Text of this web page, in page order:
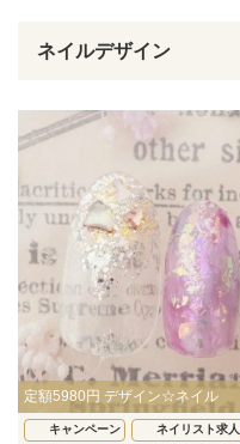
ネイルデザイン
定額5980円 デザイン☆ネイル
キャンペーン ネイリスト求人